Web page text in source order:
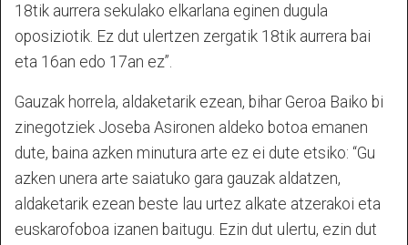
18tik aurrera sekulako elkarlana eginen dugula
oposiziotik. Ez dut ulertzen zergatik 18tik aurrera bai
eta 16an edo 17an ez”.
Gauzak horrela, aldaketarik ezean, bihar Geroa Baiko bi
zinegotziek Joseba Asironen aldeko botoa emanen
dute, baina azken minutura arte ez ei dute etsiko: “Gu
azken unera arte saiatuko gara gauzak aldatzen,
aldaketarik ezean beste lau urtez alkate atzerakoi eta
euskarofoboa izanen baitugu. Ezin dut ulertu, ezin dut